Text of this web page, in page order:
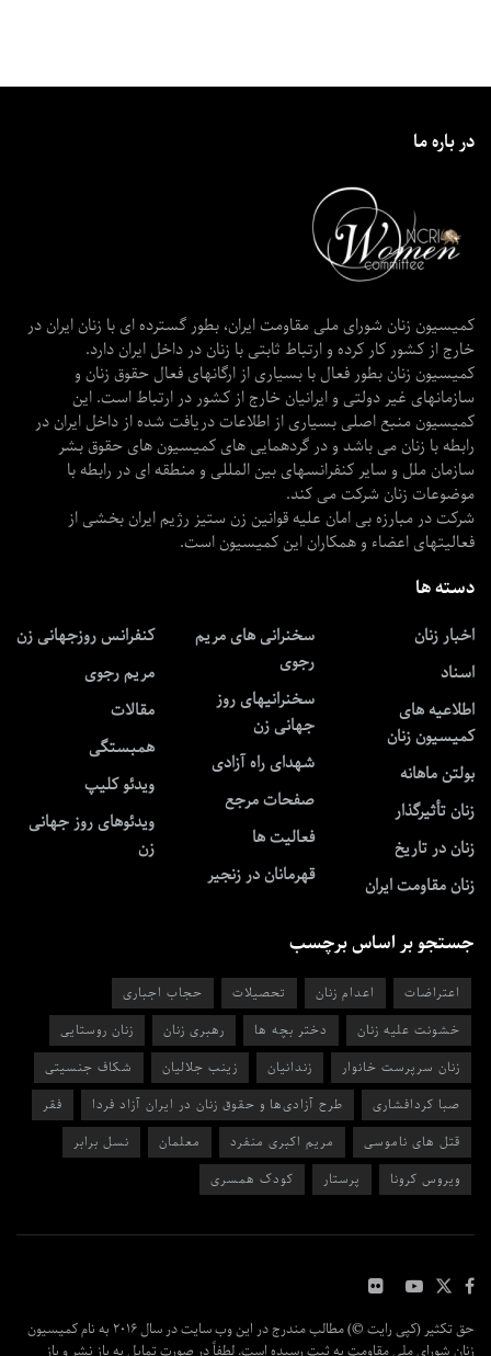
در باره ما
کمیسیون زنان شورای ملی مقاومت ایران، بطور گسترده ای با زنان ایران در
خارج از کشور کار کرده و ارتباط ثابتی با زنان در داخل ایران دارد.
کمیسیون زنان بطور فعال با بسیاری از ارگانهای فعال حقوق زنان و
سازمانهای غیر دولتی و ایرانیان خارج از کشور در ارتباط است. این
کمیسیون منبع اصلی بسیاری از اطلاعات دریافت شده از داخل ایران در
رابطه با زنان می باشد و در گردهمایی های کمیسیون های حقوق بشر
سازمان ملل و سایر کنفرانسهای بین المللی و منطقه ای در رابطه با
موضوعات زنان شرکت می کند.
شرکت در مبارزه بی امان علیه قوانین زن ستیز رژیم ایران بخشی از
فعالیتهای اعضاء و همکاران این کمیسیون است.
دسته ها
اخبار زنان
اسناد
اطلاعیه های
کمیسیون زنان
بولتن ماهانه
زنان تأثیرگذار
زنان در تاریخ
زنان مقاومت ایران
سخنرانی های مریم
رجوی
سخنرانیهای روز
جهانی زن
شهدای راه آزادی
صفحات مرجع
فعالیت ها
قهرمانان در زنجیر
کنفرانس روزجهانی زن
مریم رجوی
مقالات
همبستگی
ویدئو کلیپ
ویدئوهای روز جهانی
زن
جستجو بر اساس برچسب
اعتراضات اعدام زنان تحصیلات
حجاب اجباری
خشونت علیه زنان
دختر بچه ها رهبری زنان
زنان روستایی
زنان سرپرست خانوار
زندانیان زینب جلالیان
شکاف جنسیتی
صبا کردافشاری
طرح آزادی‌ها و حقوق زنان در ایران آزاد فردا
فقر
قتل های ناموسی
مریم اکبری منفرد معلمان
نسل برابر
ویروس کرونا
پرستار کودک همسری
حق تکثیر (کپی رایت ©) مطالب مندرج در این وب سایت در سال ۲۰۱۶ به نام کمیسیون
زنان شورای ملی مقاومت به ثبت رسیده است. لطفاً در صورت تمایل به باز نشر و باز